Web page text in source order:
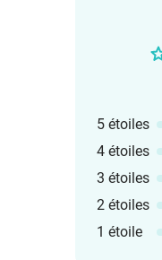
5 étoiles
4 étoiles
3 étoiles
2 étoiles
1 étoile